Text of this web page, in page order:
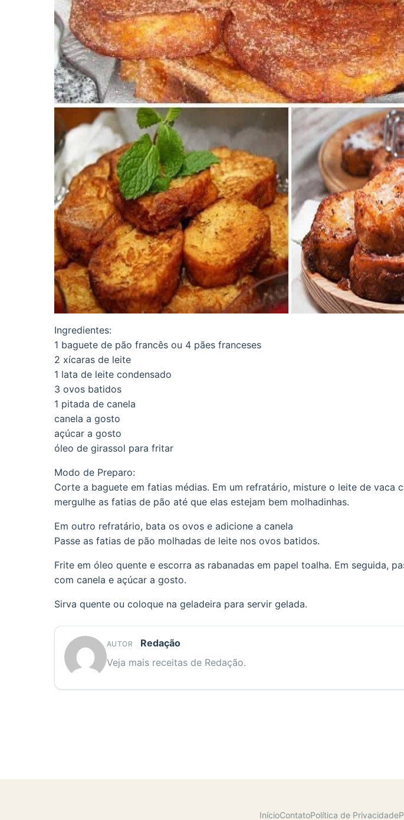
Ingredientes:
1 baguete de pão francês ou 4 pães franceses
2 xícaras de leite
1 lata de leite condensado
3 ovos batidos
1 pitada de canela
canela a gosto
açúcar a gosto
óleo de girassol para fritar
Modo de Preparo:
Corte a baguete em fatias médias. Em um refratário, misture o leite de vaca
mergulhe as fatias de pão até que elas estejam bem molhadinhas.
Em outro refratário, bata os ovos e adicione a canela
Passe as fatias de pão molhadas de leite nos ovos batidos.
Frite em óleo quente e escorra as rabanadas em papel toalha. Em seguida,
com canela e açúcar a gosto.
Sirva quente ou coloque na geladeira para servir gelada.
AUTOR
Redação
Veja mais receitas de Redação.
InícioContatoPolítica de Privacidade